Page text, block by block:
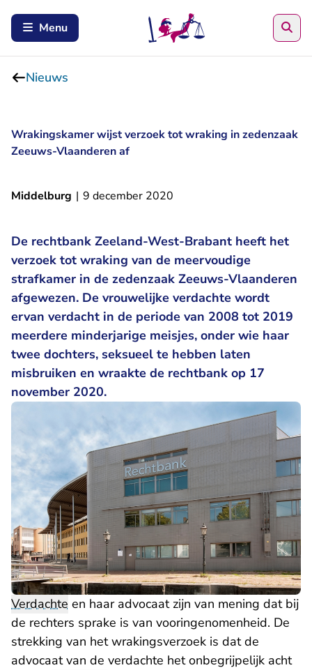
Menu
Nieuws
Wrakingskamer wijst verzoek tot wraking in zedenzaak
Zeeuws-Vlaanderen af
Middelburg | 9 december 2020
De rechtbank Zeeland-West-Brabant heeft het
verzoek tot wraking van de meervoudige
strafkamer in de zedenzaak Zeeuws-Vlaanderen
afgewezen. De vrouwelijke verdachte wordt
ervan verdacht in de periode van 2008 tot 2019
meerdere minderjarige meisjes, onder wie haar
twee dochters, seksueel te hebben laten
misbruiken en wraakte de rechtbank op 17
november 2020.
Verdachte en haar advocaat zijn van mening dat bij
de rechters sprake is van vooringenomenheid. De
strekking van het wrakingsverzoek is dat de
advocaat van de verdachte het onbegrijpelijk acht